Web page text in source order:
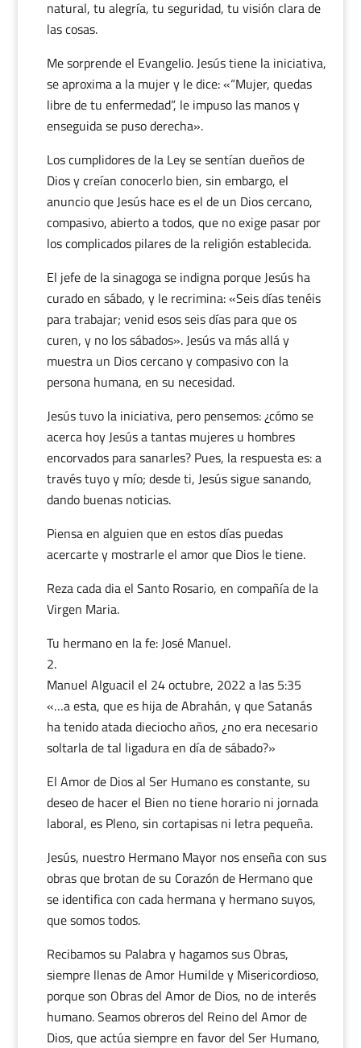
natural, tu alegría, tu seguridad, tu visión clara de
las cosas.
Me sorprende el Evangelio. Jesús tiene la iniciativa,
se aproxima a la mujer y le dice: «“Mujer, quedas
libre de tu enfermedad”, le impuso las manos y
enseguida se puso derecha».
Los cumplidores de la Ley se sentían dueños de
Dios y creían conocerlo bien, sin embargo, el
anuncio que Jesús hace es el de un Dios cercano,
compasivo, abierto a todos, que no exige pasar por
los complicados pilares de la religión establecida.
El jefe de la sinagoga se indigna porque Jesús ha
curado en sábado, y le recrimina: «Seis días tenéis
para trabajar; venid esos seis días para que os
curen, y no los sábados». Jesús va más allá y
muestra un Dios cercano y compasivo con la
persona humana, en su necesidad.
Jesús tuvo la iniciativa, pero pensemos: ¿cómo se
acerca hoy Jesús a tantas mujeres u hombres
encorvados para sanarles? Pues, la respuesta es: a
través tuyo y mío; desde ti, Jesús sigue sanando,
dando buenas noticias.
Piensa en alguien que en estos días puedas
acercarte y mostrarle el amor que Dios le tiene.
Reza cada dia el Santo Rosario, en compañía de la
Virgen Maria.
Tu hermano en la fe: José Manuel.
Manuel Alguacil el 24 octubre, 2022 a las 5:35
«…a esta, que es hija de Abrahán, y que Satanás
ha tenido atada dieciocho años, ¿no era necesario
soltarla de tal ligadura en día de sábado?»
El Amor de Dios al Ser Humano es constante, su
deseo de hacer el Bien no tiene horario ni jornada
laboral, es Pleno, sin cortapisas ni letra pequeña.
Jesús, nuestro Hermano Mayor nos enseña con sus
obras que brotan de su Corazón de Hermano que
se identifica con cada hermana y hermano suyos,
que somos todos.
Recibamos su Palabra y hagamos sus Obras,
siempre llenas de Amor Humilde y Misericordioso,
porque son Obras del Amor de Dios, no de interés
humano. Seamos obreros del Reino del Amor de
Dios, que actúa siempre en favor del Ser Humano,